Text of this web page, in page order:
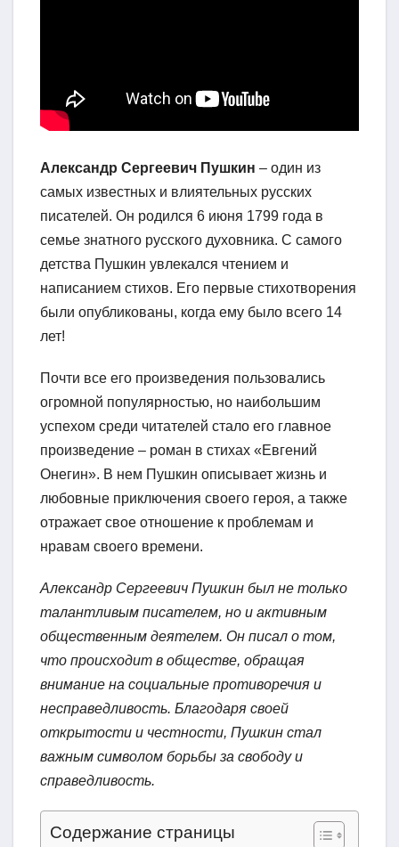
Александр Сергеевич Пушкин – один из
самых известных и влиятельных русских
писателей. Он родился 6 июня 1799 года в
семье знатного русского духовника. С самого
детства Пушкин увлекался чтением и
написанием стихов. Его первые стихотворения
были опубликованы, когда ему было всего 14
лет!
Почти все его произведения пользовались
огромной популярностью, но наибольшим
успехом среди читателей стало его главное
произведение – роман в стихах «Евгений
Онегин». В нем Пушкин описывает жизнь и
любовные приключения своего героя, а также
отражает свое отношение к проблемам и
нравам своего времени.
Александр Сергеевич Пушкин был не только
талантливым писателем, но и активным
общественным деятелем. Он писал о том,
что происходит в обществе, обращая
внимание на социальные противоречия и
несправедливость. Благодаря своей
открытости и честности, Пушкин стал
важным символом борьбы за свободу и
справедливость.
Содержание страницы